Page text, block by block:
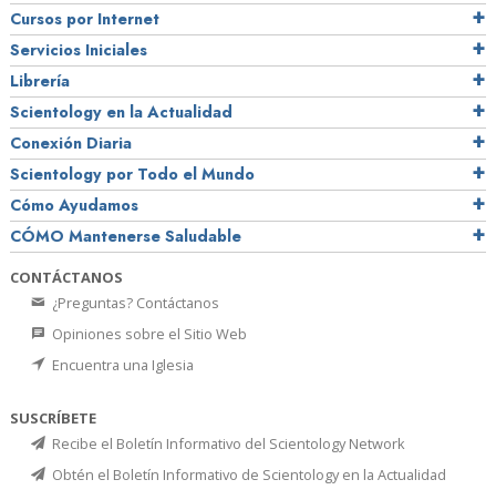
Cursos por Internet
Servicios Iniciales
Librería
Scientology en la Actualidad
Conexión Diaria
Scientology por Todo el Mundo
Cómo Ayudamos
CÓMO Mantenerse Saludable
CONTÁCTANOS
¿Preguntas? Contáctanos
Opiniones sobre el Sitio Web
Encuentra una Iglesia
SUSCRÍBETE
Recibe el Boletín Informativo del Scientology Network
Obtén el Boletín Informativo de Scientology en la Actualidad